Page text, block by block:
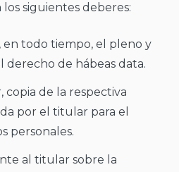
siguientes deberes:
todo tiempo, el pleno y
derecho de hábeas data.
copia de la respectiva
por el titular para el
personales.
al titular sobre la